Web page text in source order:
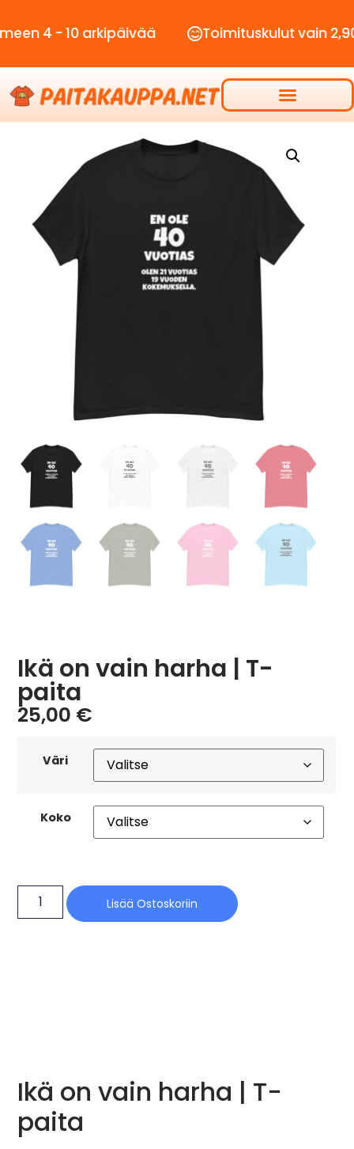
- 10 arkipäivää Toimituskulut vain 2,90€
Ikä on vain harha | T-
paita
25,00 €
Väri
Koko
Lisää Ostoskoriin
Ikä on vain harha | T-
paita